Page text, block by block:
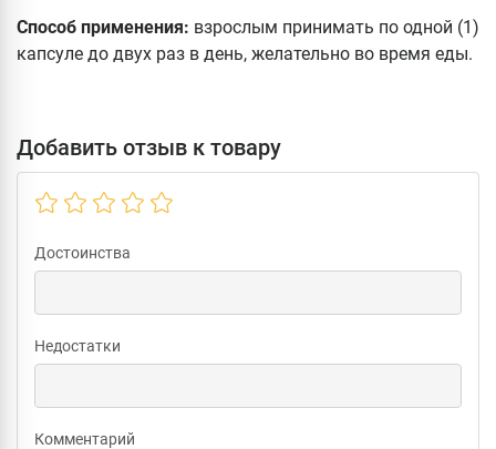
Способ применения: взрослым принимать по одной (1)
капсуле до двух раз в день, желательно во время еды.
Добавить отзыв к товару
Достоинства
Недостатки
Комментарий